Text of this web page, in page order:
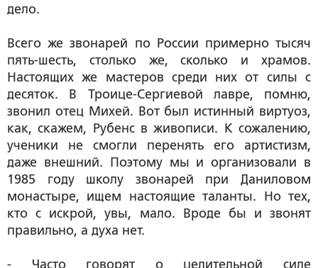
дело.
Всего же звонарей по России примерно тысяч
пять-шесть, столько же, сколько и храмов.
Настоящих же мастеров среди них от силы с
десяток. В Троице-Сергиевой лавре, помню,
звонил отец Михей. Вот был истинный виртуоз,
как, скажем, Рубенс в живописи. К сожалению,
ученики не смогли перенять его артистизм,
даже внешний. Поэтому мы и организовали в
1985 году школу звонарей при Даниловом
монастыре, ищем настоящие таланты. Но тех,
кто с искрой, увы, мало. Вроде бы и звонят
правильно, а духа нет.
- Часто говорят о целительной силе